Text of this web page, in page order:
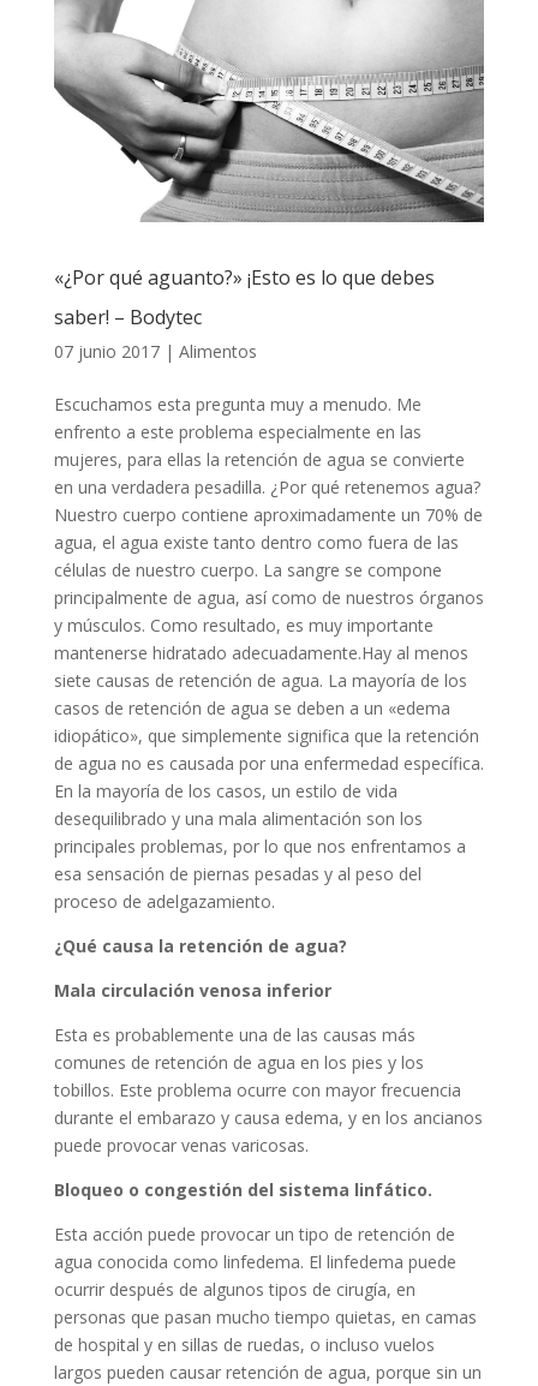
«¿Por qué aguanto?» ¡Esto es lo que debes
saber! – Bodytec
07 junio 2017| Alimentos
Escuchamos esta pregunta muy a menudo. Me
enfrento a este problema especialmente en las
mujeres, para ellas la retención de agua se convierte
en una verdadera pesadilla. ¿Por qué retenemos agua?
Nuestro cuerpo contiene aproximadamente un 70% de
agua, el agua existe tanto dentro como fuera de las
células de nuestro cuerpo. La sangre se compone
principalmente de agua, así como de nuestros órganos
y músculos. Como resultado, es muy importante
mantenerse hidratado adecuadamente.Hay al menos
siete causas de retención de agua. La mayoría de los
casos de retención de agua se deben a un «edema
idiopático», que simplemente significa que la retención
de agua no es causada por una enfermedad específica.
En la mayoría de los casos, un estilo de vida
desequilibrado y una mala alimentación son los
principales problemas, por lo que nos enfrentamos a
esa sensación de piernas pesadas y al peso del
proceso de adelgazamiento.
¿Qué causa la retención de agua?
Mala circulación venosa inferior
Esta es probablemente una de las causas más
comunes de retención de agua en los pies y los
tobillos. Este problema ocurre con mayor frecuencia
durante el embarazo y causa edema, y ​​en los ancianos
puede provocar venas varicosas.
Bloqueo o congestión del sistema linfático.
Esta acción puede provocar un tipo de retención de
agua conocida como linfedema. El linfedema puede
ocurrir después de algunos tipos de cirugía, en
personas que pasan mucho tiempo quietas, en camas
de hospital y en sillas de ruedas, o incluso vuelos
largos pueden causar retención de agua, porque sin un